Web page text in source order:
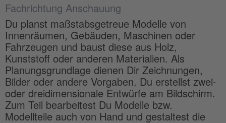
Fachrichtung Anschauung
Du planst maßstabsgetreue Modelle von
Innenräumen, Gebäuden, Maschinen oder
Fahrzeugen und baust diese aus Holz,
Kunststoff oder anderen Materialien. Als
Planungsgrundlage dienen Dir Zeichnungen,
Bilder oder andere Vorgaben. Du erstellst zwei-
oder dreidimensionale Entwürfe am Bildschirm.
Zum Teil bearbeitest Du Modelle bzw.
Modellteile auch von Hand und gestaltest die